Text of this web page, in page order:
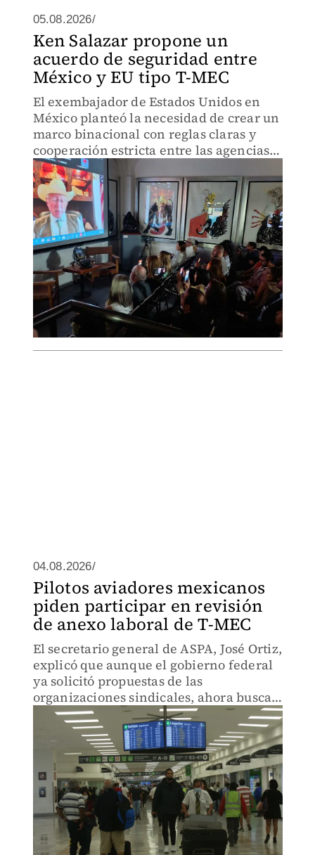
05.08.2026/
Ken Salazar propone un
acuerdo de seguridad entre
México y EU tipo T-MEC
El exembajador de Estados Unidos en
México planteó la necesidad de crear un
marco binacional con reglas claras y
cooperación estricta entre las agencias
de seguridad de ambos países, bajo un
modelo equiparable al T-MEC.
04.08.2026/
Pilotos aviadores mexicanos
piden participar en revisión
de anexo laboral de T-MEC
El secretario general de ASPA, José Ortiz,
explicó que aunque el gobierno federal
ya solicitó propuestas de las
organizaciones sindicales, ahora buscan
formar parte de las discusiones para
aportar la visión de los trabajadores..